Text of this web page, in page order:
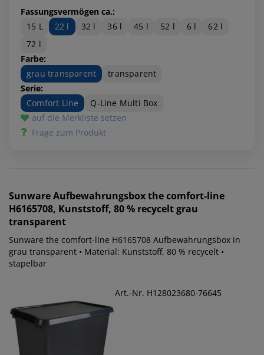
Fassungsvermögen ca.:
15 L
22 l 32 l 36 l 45 l 52 l 6 l
62 l
72 l
Farbe:
grau transparent
transparent
Serie:
Comfort Line
Q-Line Multi Box
auf die Merkliste setzen
Frage zum Produkt
SunwareAufbewahrungsbox the comfort-line
H6165708, Kunststoff, 80 % recycelt grau
transparent
Sunware the comfort-line H6165708 Aufbewahrungsbox in
grau transparent • Material: Kunststoff, 80 % recycelt •
stapelbar
Art.-Nr. H128023680-76645